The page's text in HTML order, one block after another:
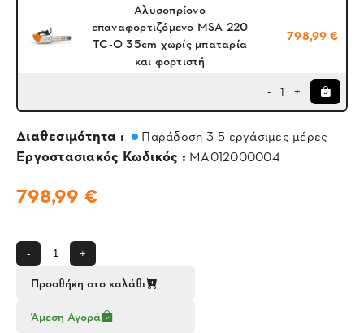
Αλυσοπρίονο
επαναφορτιζόμενο MSA 220
TC-O 35cm χωρίς μπαταρία
και φορτιστή
798,99 €
- 1 +
Διαθεσιμότητα : Παράδοση 3-5 εργάσιμες μέρες
Εργοστασιακός Κωδικός : MA012000004
798,99 €
- +
Προσθήκη στο καλάθι
Άμεση Αγορά